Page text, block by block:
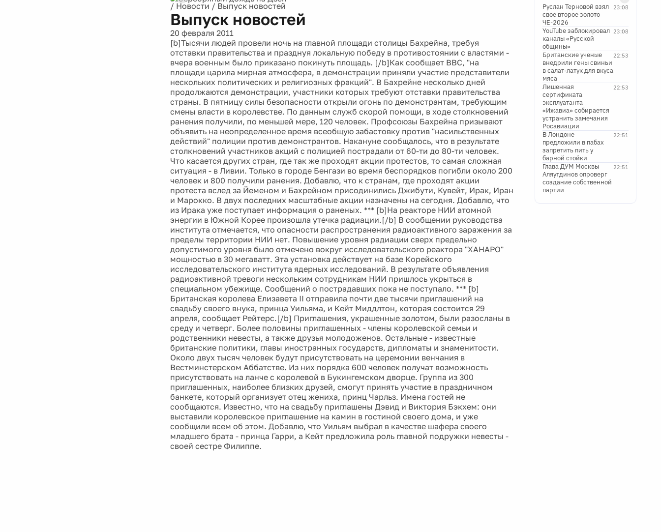
/ Новости / Выпуск новостей
Выпуск новостей
20 февраля 2011
[b]Тысячи людей провели ночь на главной площади столицы Бахрейна, требуя
отставки правительства и празднуя локальную победу в противостоянии с властями -
вчера военным было приказано покинуть площадь. [/b]Как сообщает BBC, "на
площади царила мирная атмосфера, в демонстрации приняли участие представители
нескольких политических и религиозных фракций". В Бахрейне несколько дней
продолжаются демонстрации, участники которых требуют отставки правительства
страны. В пятницу силы безопасности открыли огонь по демонстрантам, требующим
смены власти в королевстве. По данным служб скорой помощи, в ходе столкновений
ранения получили, по меньшей мере, 120 человек. Профсоюзы Бахрейна призывают
объявить на неопределенное время всеобщую забастовку против "насильственных
действий" полиции против демонстрантов. Накануне сообщалось, что в результате
столкновений участников акций с полицией пострадали от 60-ти до 80-ти человек.
Что касается других стран, где так же проходят акции протестов, то самая сложная
ситуация - в Ливии. Только в городе Бенгази во время беспорядков погибли около 200
человек и 800 получили ранения. Добавлю, что к странам, где проходят акции
протеста вслед за Йеменом и Бахрейном присодинились Джибути, Кувейт, Ирак, Иран
и Марокко. В двух последних масштабные акции назначены на сегодня. Добавлю, что
из Ирака уже поступает информация о раненых. *** [b]На реакторе НИИ атомной
энергии в Южной Корее произошла утечка радиации.[/b] В сообщении руководства
института отмечается, что опасности распространения радиоактивного заражения за
пределы территории НИИ нет. Повышение уровня радиации сверх предельно
допустимого уровня было отмечено вокруг исследовательского реактора "ХАНАРО"
мощностью в 30 мегаватт. Эта установка действует на базе Корейского
исследовательского института ядерных исследований. В результате объявления
радиоактивной тревоги нескольким сотрудникам НИИ пришлось укрыться в
специальном убежище. Сообщений о пострадавших пока не поступало. *** [b]
Британская королева Елизавета II отправила почти две тысячи приглашений на
свадьбу своего внука, принца Уильяма, и Кейт Миддлтон, которая состоится 29
апреля, сообщает Рейтерс.[/b] Приглашения, украшенные золотом, были разосланы в
среду и четверг. Более половины приглашенных - члены королевской семьи и
родственники невесты, а также друзья молодоженов. Остальные - известные
британские политики, главы иностранных государств, дипломаты и знаменитости.
Около двух тысяч человек будут присутствовать на церемонии венчания в
Вестминстерском Аббатстве. Из них порядка 600 человек получат возможность
присутствовать на ланче с королевой в Букингемском дворце. Группа из 300
приглашенных, наиболее близких друзей, смогут принять участие в праздничном
банкете, который организует отец жениха, принц Чарльз. Имена гостей не
сообщаются. Известно, что на свадьбу приглашены Дэвид и Виктория Бэкхем: они
выставили королевское приглашение на камин в гостиной своего дома, и уже
сообщили всем об этом. Добавлю, что Уильям выбрал в качестве шафера своего
младшего брата - принца Гарри, а Кейт предложила роль главной подружки невесты -
своей сестре Филиппе.
23:08
Руслан Терновой взял
свое второе золото
ЧЕ-2026
23:08
YouTube заблокировал
каналы «Русской
общины»
22:53
Британские ученые
внедрили гены свиньи
в салат-латук для вкуса
мяса
22:53
Лишенная
сертификата
эксплуатанта
«Ижавиа» собирается
устранить замечания
Росавиации
22:51
В Лондоне
предложили в пабах
запретить пить у
барной стойки
22:51
Глава ДУМ Москвы
Аляутдинов опроверг
создание собственной
партии